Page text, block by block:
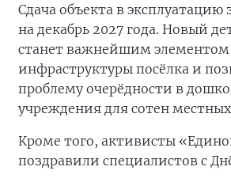
Сдача объекта в эксплуатацию
на декабрь 2027 года. Новый
станет важнейшим элементом
инфраструктуры посёлка и
проблему очерёдности в
учреждения для сотен
Кроме того, активисты
поздравили специалистов с